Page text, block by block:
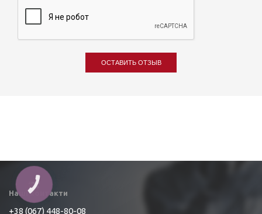
ОСТАВИТЬ ОТЗЫВ
Наші контакти
+38 (067) 448-80-08
КНОПКА
ЗВ'ЯЗКУ